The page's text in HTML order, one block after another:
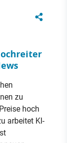
zu
hoch
arbeitet KI-